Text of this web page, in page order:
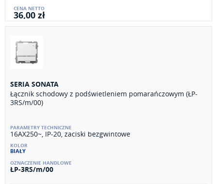
36,00 zł
SERIA SONATA
Łącznik schodowy z podświetleniem pomarańczowym (ŁP-
3RS/m/00)
16AX250~, IP-20, zaciski bezgwintowe
BIAŁY
ŁP-3RS/m/00